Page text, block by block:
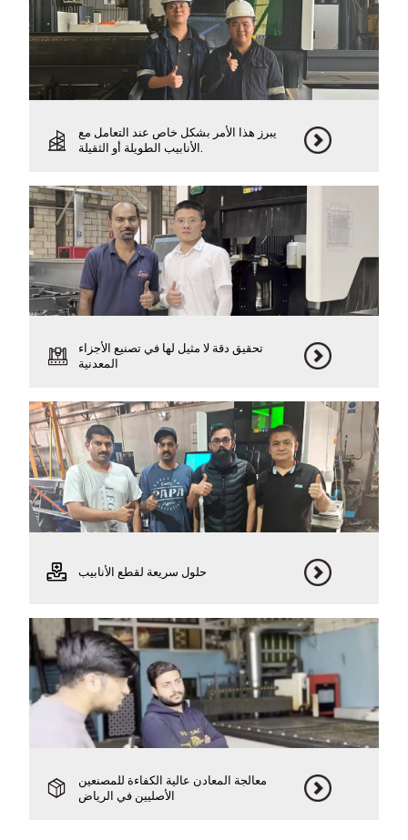
يبرز هذا الأمر بشكل خاص عند التعامل مع
الأنابيب الطويلة أو الثقيلة.
تحقيق دقة لا مثيل لها في تصنيع الأجزاء
المعدنية
حلول سريعة لقطع الأنابيب
معالجة المعادن عالية الكفاءة للمصنعين
الأصليين في الرياض